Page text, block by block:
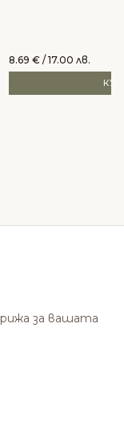
8.69 € / 17.00 лв.
за вашата